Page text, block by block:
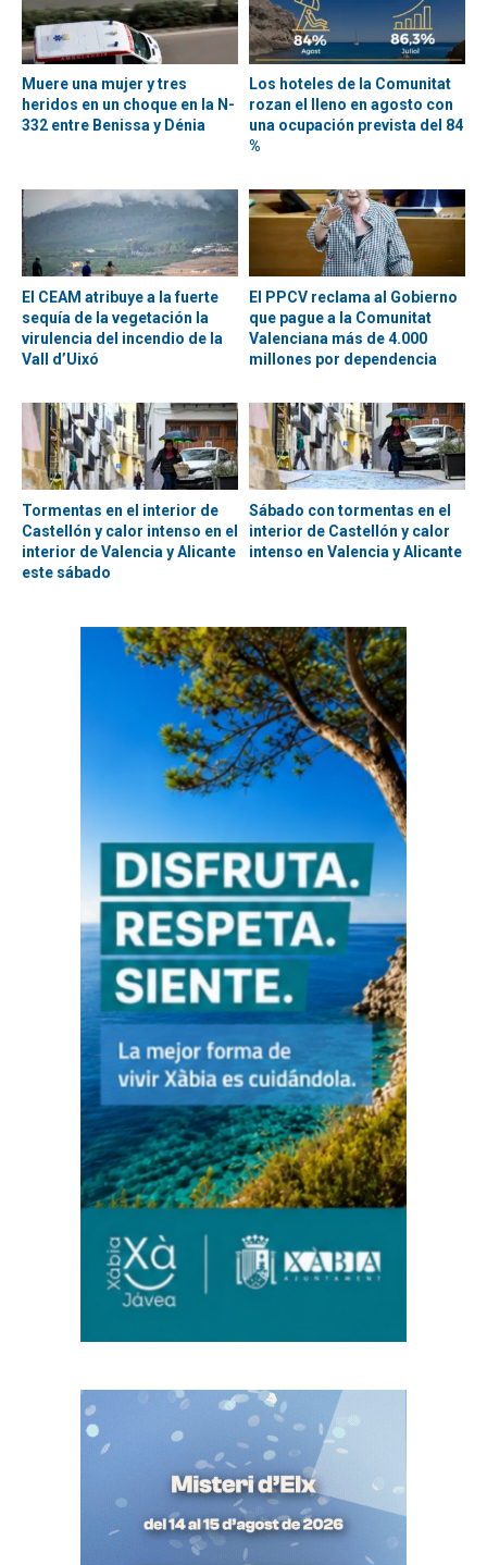
Muere una mujer y tres
heridos en un choque en la N-
332 entre Benissa y Dénia
Los hoteles de la Comunitat
rozan el lleno en agosto con
una ocupación prevista del 84
%
El CEAM atribuye a la fuerte
sequía de la vegetación la
virulencia del incendio de la
Vall d’Uixó
El PPCV reclama al Gobierno
que pague a la Comunitat
Valenciana más de 4.000
millones por dependencia
Tormentas en el interior de
Castellón y calor intenso en el
interior de Valencia y Alicante
este sábado
Sábado con tormentas en el
interior de Castellón y calor
intenso en Valencia y Alicante